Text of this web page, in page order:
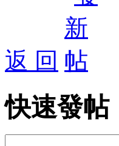
返 回
快速發帖